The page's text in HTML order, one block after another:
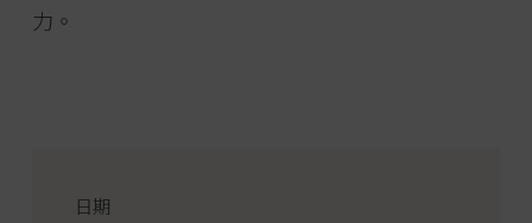
力。
日期